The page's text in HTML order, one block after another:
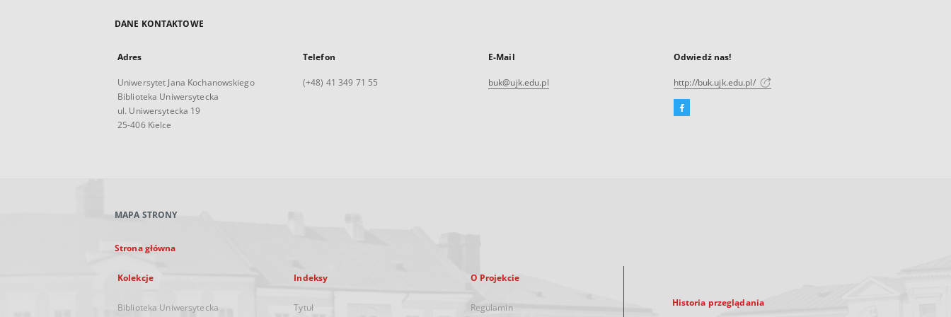
DANE KONTAKTOWE
Adres
Uniwersytet Jana Kochanowskiego
Biblioteka Uniwersytecka
ul. Uniwersytecka 19
25-406 Kielce
Telefon
(+48) 41 349 71 55
E-Mail
buk@ujk.edu.pl
Odwiedź nas!
http://buk.ujk.edu.pl/
Facebook
MAPA STRONY
Strona główna
Kolekcje
Biblioteka Uniwersytecka
Indeksy
Tytuł
O Projekcie
Regulamin Historia przeglądania